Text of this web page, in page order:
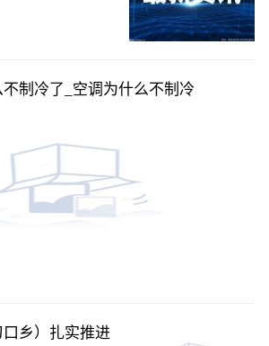
制冷了_空调为什么不制冷
乡）扎实推进